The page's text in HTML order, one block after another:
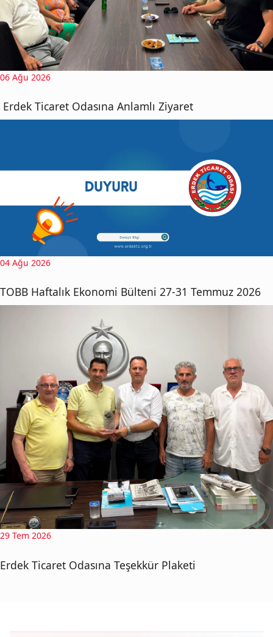
06 Ağu 2026
Erdek Ticaret Odasına Anlamlı Ziyaret
04 Ağu 2026
TOBB Haftalık Ekonomi Bülteni 27-31 Temmuz 2026
29 Tem 2026
Erdek Ticaret Odasına Teşekkür Plaketi